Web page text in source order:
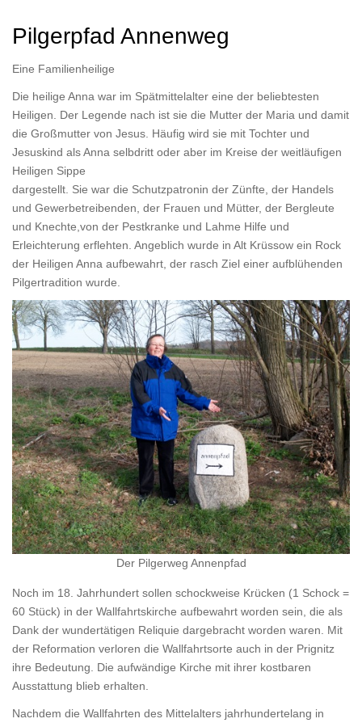
Pilgerpfad Annenweg
Eine Familienheilige
Die heilige Anna war im Spätmittelalter eine der beliebtesten
Heiligen. Der Legende nach ist sie die Mutter der Maria und damit
die Großmutter von Jesus. Häufig wird sie mit Tochter und
Jesuskind als Anna selbdritt oder aber im Kreise der weitläufigen
Heiligen Sippe
dargestellt. Sie war die Schutzpatronin der Zünfte, der Handels
und Gewerbetreibenden, der Frauen und Mütter, der Bergleute
und Knechte,von der Pestkranke und Lahme Hilfe und
Erleichterung erflehten. Angeblich wurde in Alt Krüssow ein Rock
der Heiligen Anna aufbewahrt, der rasch Ziel einer aufblühenden
Pilgertradition wurde.
Der Pilgerweg Annenpfad
Noch im 18. Jahrhundert sollen schockweise Krücken (1 Schock =
60 Stück) in der Wallfahrtskirche aufbewahrt worden sein, die als
Dank der wundertätigen Reliquie dargebracht worden waren. Mit
der Reformation verloren die Wallfahrtsorte auch in der Prignitz
ihre Bedeutung. Die aufwändige Kirche mit ihrer kostbaren
Ausstattung blieb erhalten.
Nachdem die Wallfahrten des Mittelalters jahrhundertelang in